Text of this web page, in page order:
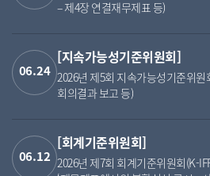
– 제4장 연결재무제표 등)
06.24
[지속가능성기준위원회]
2026년 제5회 지속가능성기준위원
회의결과 보고 등)
06.12
[회계기준위원회]
2026년 제7회 회계기준위원회(K-